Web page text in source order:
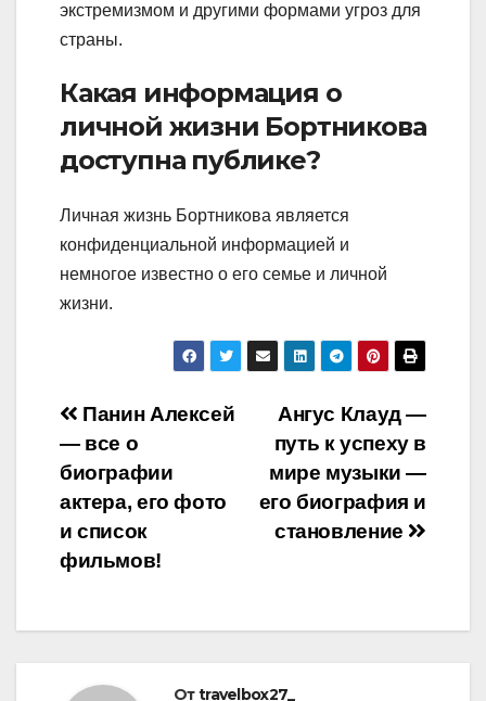
экстремизмом и другими формами угроз для
страны.
Какая информация о
личной жизни Бортникова
доступна публике?
Личная жизнь Бортникова является
конфиденциальной информацией и
немногое известно о его семье и личной
жизни.
Навигация
по
записям
Ангус Клауд —
путь к успеху в
мире музыки —
его биография и
становление
Панин Алексей
— все о
биографии
актера, его фото
и список
фильмов!
Отtravelbox27_